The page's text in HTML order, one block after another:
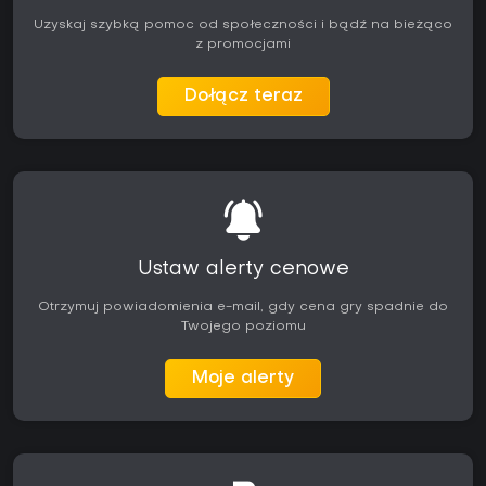
Uzyskaj szybką pomoc od społeczności i bądź na bieżąco
z promocjami
Dołącz teraz
Ustaw alerty cenowe
Otrzymuj powiadomienia e-mail, gdy cena gry spadnie do
Twojego poziomu
Moje alerty